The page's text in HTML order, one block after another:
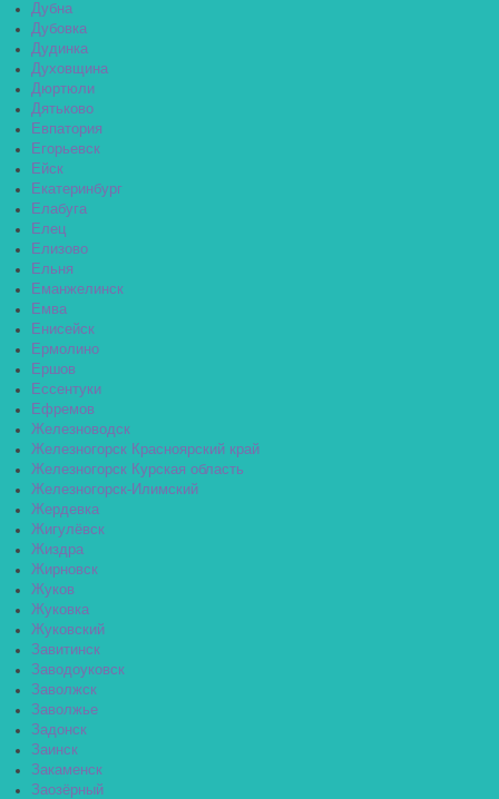
Дубна
Дубовка
Дудинка
Духовщина
Дюртюли
Дятьково
Евпатория
Егорьевск
Ейск
Екатеринбург
Елабуга
Елец
Елизово
Ельня
Еманжелинск
Емва
Енисейск
Ермолино
Ершов
Ессентуки
Ефремов
Железноводск
Железногорск Красноярский край
Железногорск Курская область
Железногорск-Илимский
Жердевка
Жигулёвск
Жиздра
Жирновск
Жуков
Жуковка
Жуковский
Завитинск
Заводоуковск
Заволжск
Заволжье
Задонск
Заинск
Закаменск
Заозёрный